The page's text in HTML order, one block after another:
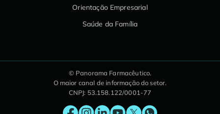
Orientação Empresarial
Saúde da Família
© Panorama Farmacêutico.
O maior canal de informação do setor.
CNPJ: 53.158.122/0001-77